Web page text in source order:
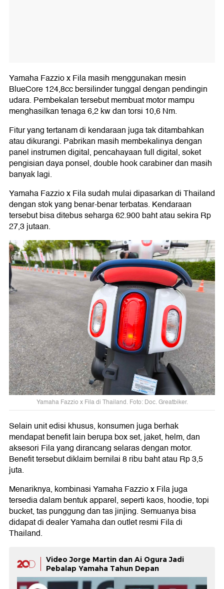
Yamaha Fazzio x Fila masih menggunakan mesin
BlueCore 124,8cc bersilinder tunggal dengan pendingin
udara. Pembekalan tersebut membuat motor mampu
menghasilkan tenaga 6,2 kw dan torsi 10,6 Nm.
Fitur yang tertanam di kendaraan juga tak ditambahkan
atau dikurangi. Pabrikan masih membekalinya dengan
panel instrumen digital, pencahayaan full digital, soket
pengisian daya ponsel, double hook carabiner dan masih
banyak lagi.
Yamaha Fazzio x Fila sudah mulai dipasarkan di Thailand
dengan stok yang benar-benar terbatas. Kendaraan
tersebut bisa ditebus seharga 62.900 baht atau sekira Rp
27,3 jutaan.
Yamaha Fazzio x Fila di Thailand. Foto: Doc. Greatbiker.
Selain unit edisi khusus, konsumen juga berhak
mendapat benefit lain berupa box set, jaket, helm, dan
aksesori Fila yang dirancang selaras dengan motor.
Benefit tersebut diklaim bernilai 8 ribu baht atau Rp 3,5
juta.
Menariknya, kombinasi Yamaha Fazzio x Fila juga
tersedia dalam bentuk apparel, seperti kaos, hoodie, topi
bucket, tas punggung dan tas jinjing. Semuanya bisa
didapat di dealer Yamaha dan outlet resmi Fila di
Thailand.
Video Jorge Martin dan Ai Ogura Jadi
Pebalap Yamaha Tahun Depan